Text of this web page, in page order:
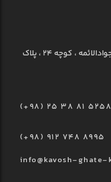
استان قم ، شهر قم ، خیابان جوادالائمه ، کوچه ۲۴ ، پلاک
(+98) 25 38 81 5258
(+98) 912 748 8995
info@kavosh-